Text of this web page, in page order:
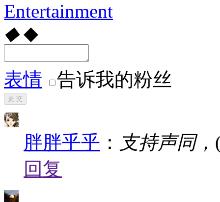
Entertainment
◆ ◆
表情 告诉我的粉丝
提 交
胖胖乎乎 ： 支持声同，
回复